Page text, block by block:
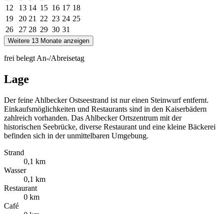
12
13 14 15 16 17 18
19
20 21 22 23 24 25
26
27 28 29 30 31
Weitere 13 Monate anzeigen
frei belegt An-/Abreisetag
Lage
Der feine Ahlbecker Ostseestrand ist nur einen Steinwurf entfernt.
Einkaufsmöglichkeiten und Restaurants sind in den Kaiserbädern
zahlreich vorhanden. Das Ahlbecker Ortszentrum mit der
historischen Seebrücke, diverse Restaurant und eine kleine Bäckerei
befinden sich in der unmittelbaren Umgebung.
Strand
0,1 km
Wasser
0,1 km
Restaurant
0 km
Café